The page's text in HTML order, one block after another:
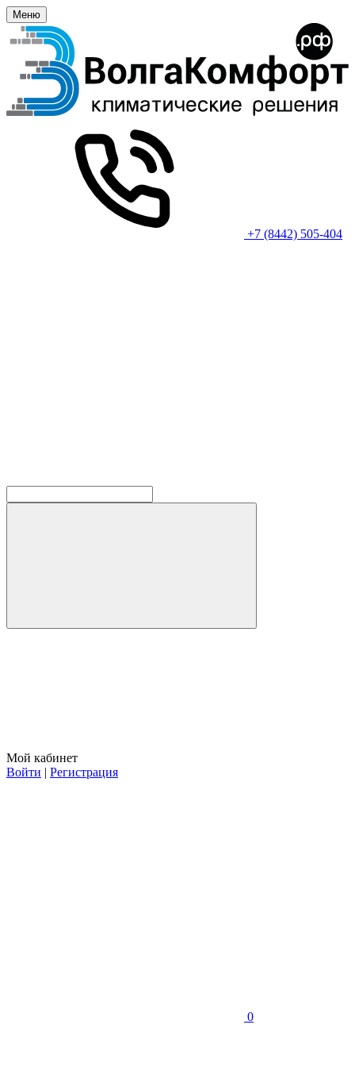
Меню
+7 (8442) 505-404
Мой кабинет
Войти | Регистрация
0